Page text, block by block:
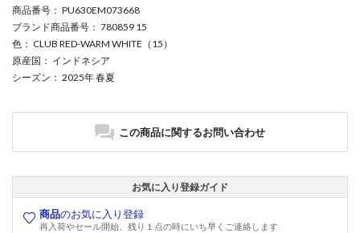
商品番号 ： PU630EM073668
ブランド商品番号 ： 780859 15
色 ： CLUB RED-WARM WHITE（15）
原産国 ： インドネシア
シーズン ： 2025年 春夏
この商品に関するお問い合わせ
お気に入り登録ガイド
商品のお気に入り登録
再入荷やセール開始、残り１点の時にいち早くご連絡します